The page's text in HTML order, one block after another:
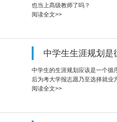
也当上髙级教师了吗？
阅读全文>>
中学生生涯规划是
中学生的生涯规划应该是一个循
后为考大学报志愿乃至选择就业
阅读全文>>